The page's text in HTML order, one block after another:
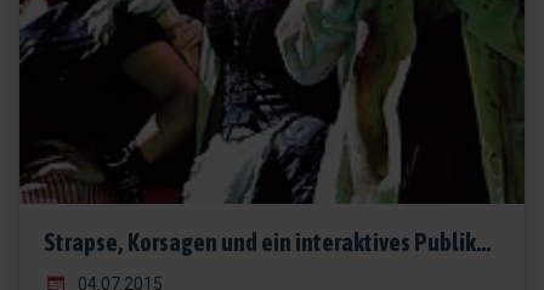
Strapse, Korsagen und ein interaktives Publikum
04.07.2015